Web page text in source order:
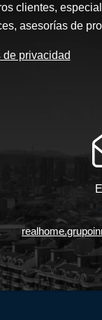
clientes,
asesorías de
de privacidad